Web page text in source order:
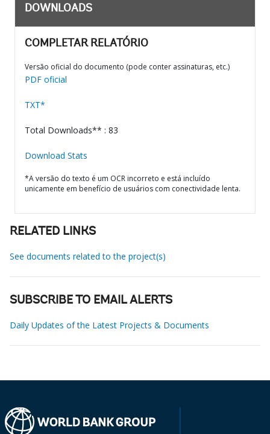
DOWNLOADS
COMPLETAR RELATÓRIO
Versão oficial do documento (pode conter assinaturas, etc.)
PDF oficial
TXT*
Total Downloads** : 83
Download Stats
*A versão do texto é um OCR incorreto e está incluído
unicamente em benefício de usuários com conectividade lenta.
RELATED LINKS
See documents related to the project(s)
SUBSCRIBE TO EMAIL ALERTS
Daily Updates of the Latest Projects & Documents